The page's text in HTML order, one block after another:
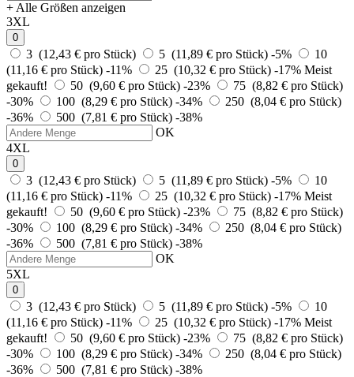
+ Alle Größen anzeigen
3XL
0
3 (12,43 € pro Stück) 5 (11,89 € pro Stück) -5%
10
(11,16 € pro Stück) -11% 25 (10,32 € pro Stück) -17% Meist
gekauft!
50 (9,60 € pro Stück) -23%
75 (8,82 € pro Stück)
-30%
100 (8,29 € pro Stück) -34%
250 (8,04 € pro Stück)
-36%
500 (7,81 € pro Stück) -38%
OK
4XL
0
3 (12,43 € pro Stück) 5 (11,89 € pro Stück) -5%
10
(11,16 € pro Stück) -11% 25 (10,32 € pro Stück) -17% Meist
gekauft!
50 (9,60 € pro Stück) -23%
75 (8,82 € pro Stück)
-30%
100 (8,29 € pro Stück) -34%
250 (8,04 € pro Stück)
-36%
500 (7,81 € pro Stück) -38%
OK
5XL
0
3 (12,43 € pro Stück) 5 (11,89 € pro Stück) -5%
10
(11,16 € pro Stück) -11% 25 (10,32 € pro Stück) -17% Meist
gekauft!
50 (9,60 € pro Stück) -23%
75 (8,82 € pro Stück)
-30%
100 (8,29 € pro Stück) -34%
250 (8,04 € pro Stück)
-36%
500 (7,81 € pro Stück) -38%